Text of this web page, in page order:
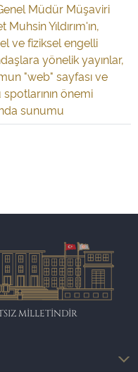
Müdür Müşaviri
Muhsin Yıldırım'ın,
ve fiziksel engelli
yönelik yayınlar,
"web" sayfası ve
önemi
sunumu
MİLLETİNDİR